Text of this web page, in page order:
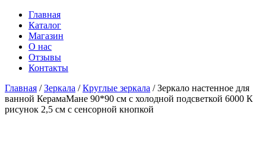
Главная
Каталог
Магазин
О нас
Отзывы
Контакты
Главная /Зеркала /Круглые зеркала / Зеркало настенное для
ванной КерамаМане 90*90 см с холодной подсветкой 6000 К
рисунок 2,5 см с сенсорной кнопкой